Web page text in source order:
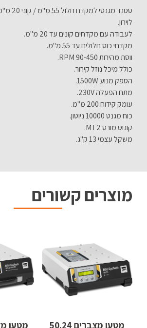
לוירון.
לעבודה עם מקדחים קונים עד 20 מ"מ.
מקדחי כוס חלולים עד 55 מ"מ.
ווסת מהירות 90-450 RPM.
כולל מיכל נוזל קירור.
הספק מנוע 1500W.
מתח הפעלה 230V.
עומק קידוח 200 מ"מ.
כוח מגנט 10000 ניוטון.
קונוס מורס MT2.
משקל עצמי 13 ק"ג.
מוצרים קשורים
מטען מצברים 50.24